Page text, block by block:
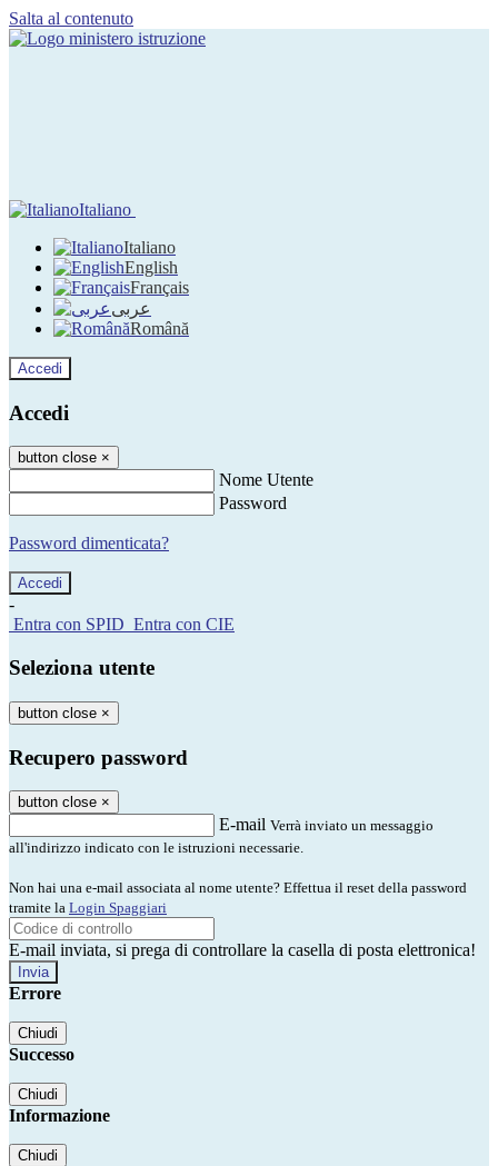
Salta al contenuto
Italiano
Italiano
English
Français
عربى
Română
Accedi
Accedi
button close ×
Nome Utente
Password
Password dimenticata?
-
Entra con SPID Entra con CIE
Seleziona utente
button close ×
Recupero password
button close ×
E-mail Verrà inviato un messaggio
all'indirizzo indicato con le istruzioni necessarie.
Non hai una e-mail associata al nome utente? Effettua il reset della password
tramite la Login Spaggiari
E-mail inviata, si prega di controllare la casella di posta elettronica!
Errore
Chiudi
Successo
Chiudi
Informazione
Chiudi